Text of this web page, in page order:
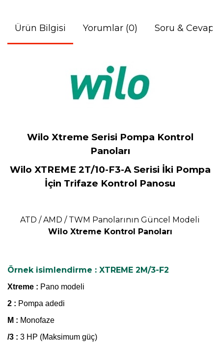
Ürün Bilgisi Yorumlar (0) Soru & Cevap
Wilo Xtreme Serisi Pompa Kontrol
Panoları
Wilo XTREME 2T/10-F3-A Serisi İki Pompa
İçin Trifaze Kontrol Panosu
ATD / AMD / TWM Panolarının Güncel Modeli
Wilo Xtreme Kontrol Panoları
Örnek isimlendirme : XTREME 2M/3-F2
Xtreme : Pano modeli
2 : Pompa adedi
M : Monofaze
/3 : 3 HP (Maksimum güç)